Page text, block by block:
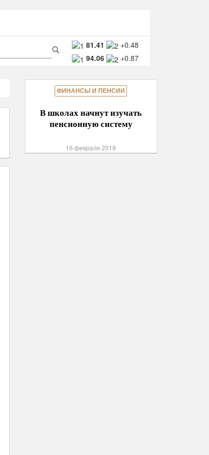
81.41
+0.48
94.06
+0.87
Поиск
ФИНАНСЫ И ПЕНСИИ
В школах начнут изучать
пенсионную систему
16 февраля 2019